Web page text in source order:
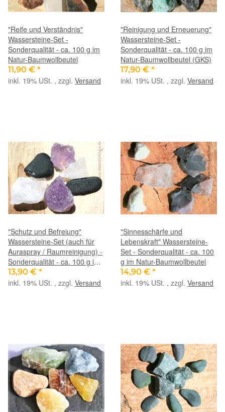
"Reife und Verständnis"
Wassersteine-Set -
Sonderqualität - ca. 100 g im
Natur-Baumwollbeutel
11,90 € *
inkl. 19% USt. , zzgl. Versand
"Reinigung und Erneuerung"
Wassersteine-Set -
Sonderqualität - ca. 100 g im
Natur-Baumwollbeutel (GKS)
17,90 € *
inkl. 19% USt. , zzgl. Versand
"Schutz und Befreiung"
Wassersteine-Set (auch für
Auraspray / Raumreinigung) -
Sonderqualität - ca. 100 g im
Natur-Baumwollbeutel
13,90 € *
inkl. 19% USt. , zzgl. Versand
"Sinnesschärfe und
Lebenskraft" Wassersteine-
Set - Sonderqualität - ca. 100
g im Natur-Baumwollbeutel
14,90 € *
inkl. 19% USt. , zzgl. Versand